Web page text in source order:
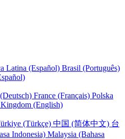
Latina (Español) Brasil (Português)
France (Français) Polska
(English)
(Türkçe) 中国 (简体中文) 台
Indonesia) Malaysia (Bahasa